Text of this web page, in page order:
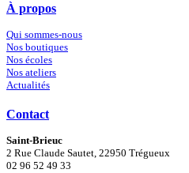
À propos
Qui sommes-nous
Nos boutiques
Nos écoles
Nos ateliers
Actualités
Contact
Saint-Brieuc
2 Rue Claude Sautet, 22950 Trégueux
02 96 52 49 33